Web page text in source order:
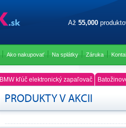
Až 55,000
Ako nakupovať Na splátky Záruka
BMW kľúč elektronický zapaľovač
PRODUKTY V AKCII